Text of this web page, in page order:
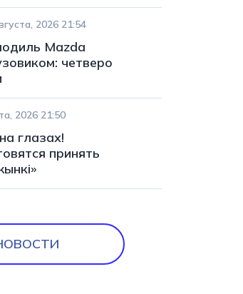
2026 21:54
Mazda
четверо
2026 21:50
глазах!
принять